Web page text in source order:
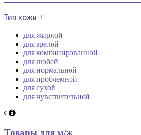
Тип кожи +
для жирной
для зрелой
для комбинированной
для любой
для нормальной
для проблемной
для сухой
для чувствительной
Товары для м/ж